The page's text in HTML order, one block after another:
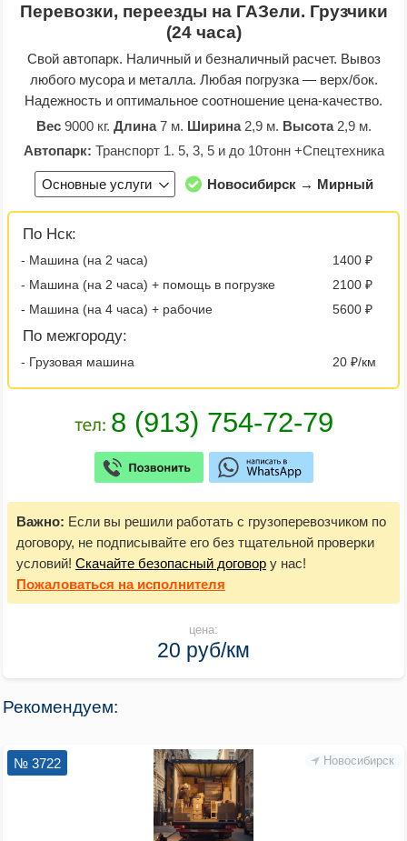
Перевозки, переезды на ГАЗели. Грузчики
(24 часа)
Свой автопарк. Наличный и безналичный расчет. Вывоз
любого мусора и металла. Любая погрузка — верх/бок.
Надежность и оптимальное соотношение цена-качество.
Вес9000 кг. Длина7 м. Ширина2,9 м. Высота2,9 м.
Автопарк: Транспорт 1. 5, 3, 5 и до 10тонн +Спецтехника
Основные услуги Новосибирск → Мирный
По Нск:
- Машина (на 2 часа)
1400 ₽
- Машина (на 2 часа) + помощь в погрузке
2100 ₽
- Машина (на 4 часа) + рабочие
5600 ₽
По межгороду:
- Грузовая машина 20 ₽/км
Важно: Если вы решили работать с грузоперевозчиком по
договору, не подписывайте его без тщательной проверки
условий! Скачайте безопасный договор у нас!
Пожаловаться на исполнителя
цена:
20 руб/км
Рекомендуем:
Новосибирск
№ 3722